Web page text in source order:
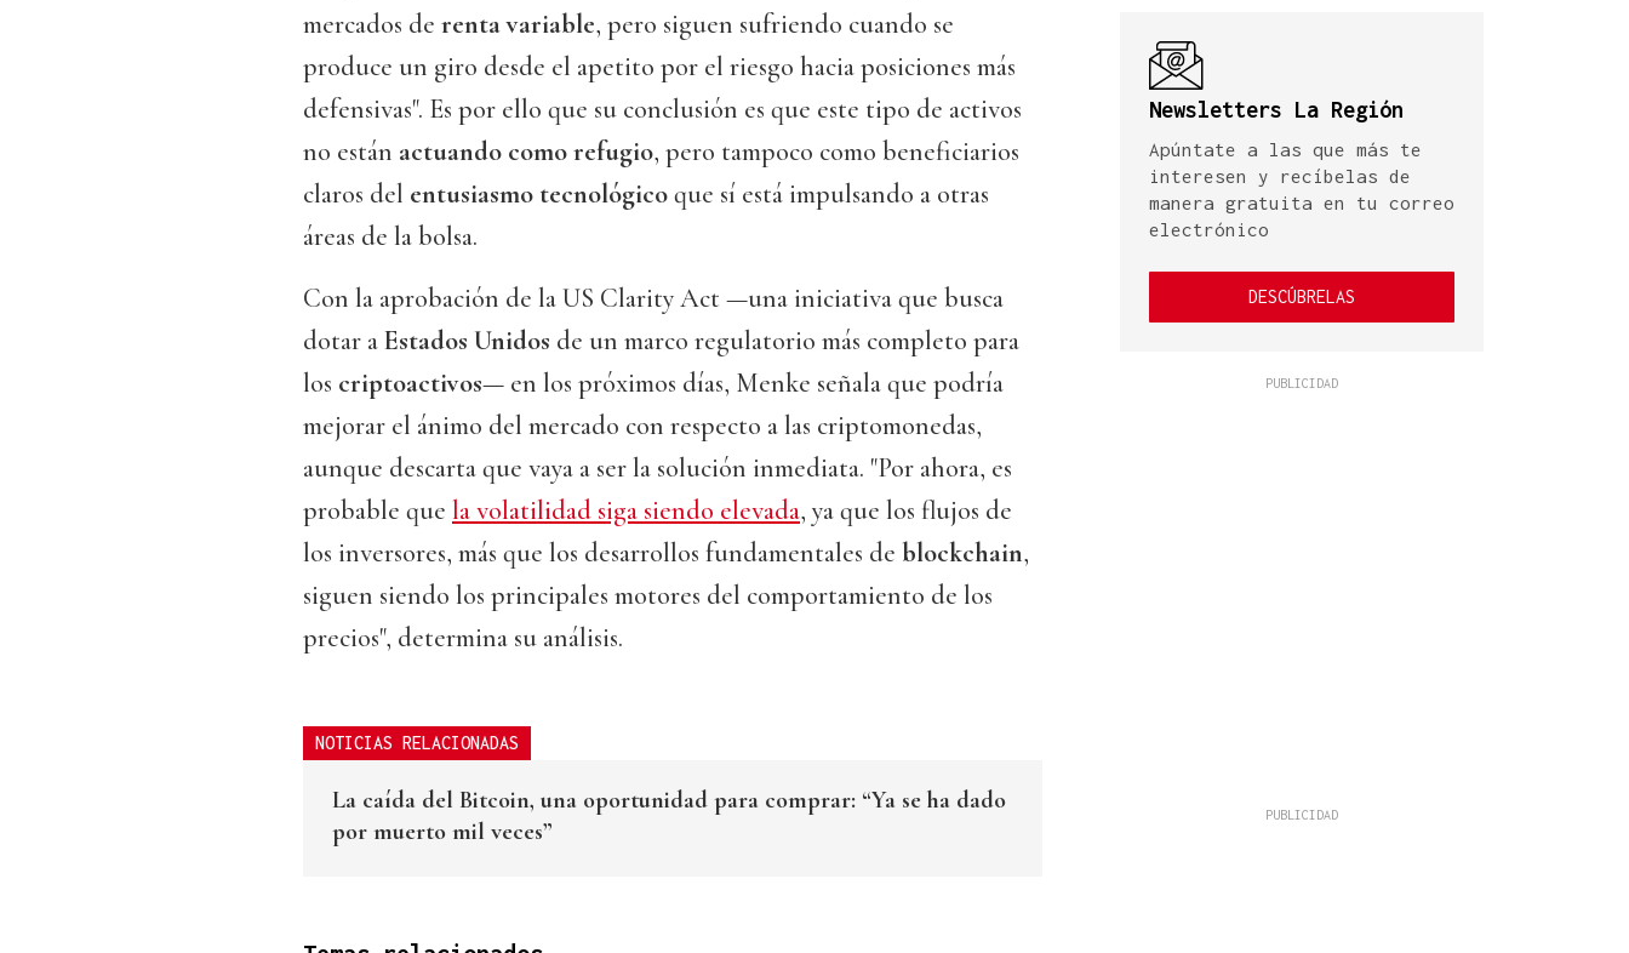
mercados de renta variable, pero siguen sufriendo cuando se
produce un giro desde el apetito por el riesgo hacia posiciones más
defensivas". Es por ello que su conclusión es que este tipo de activos
no están actuando como refugio, pero tampoco como beneficiarios
claros del entusiasmo tecnológicoque sí está impulsando a otras
áreas de la bolsa.
Con la aprobación de la US Clarity Act —una iniciativa que busca
dotar aEstados Unidos de un marco regulatorio más completo para
los criptoactivos— en los próximos días, Menke señala que podría
mejorar el ánimo del mercado con respecto a las criptomonedas,
aunque descarta que vaya a ser la solución inmediata. "Por ahora, es
probable que la volatilidad siga siendo elevada, ya que los flujos de
los inversores, más que los desarrollos fundamentales de blockchain,
siguen siendo los principales motores del comportamiento de los
precios", determina su análisis.
NOTICIAS RELACIONADAS
La caída del Bitcoin, una oportunidad para comprar: “Ya se ha dado
por muerto mil veces”
Newsletters La Región
Apúntate a las que más te
interesen y recíbelas de
manera gratuita en tu correo
electrónico
DESCÚBRELAS